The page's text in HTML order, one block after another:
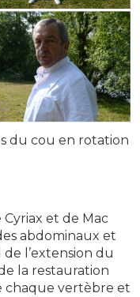
du cou en rotation
et de Mac
abdominaux et
l’extension du
la restauration
chaque vertèbre et